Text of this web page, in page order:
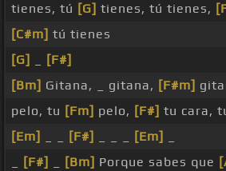
tienes, tú [G] tienes, tú tienes,
[C#m] tú tienes
[G]
[F#]
[Bm] Gitana, _ gitana, [F#m]
pelo, tu [Fm] pelo, [F#] tu cara,
[Em]
[F#] [Em]
[F#] [Bm] Porque sabes que